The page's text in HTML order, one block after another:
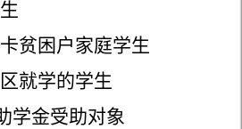
贫困户家庭学生
就学的学生
学金受助对象